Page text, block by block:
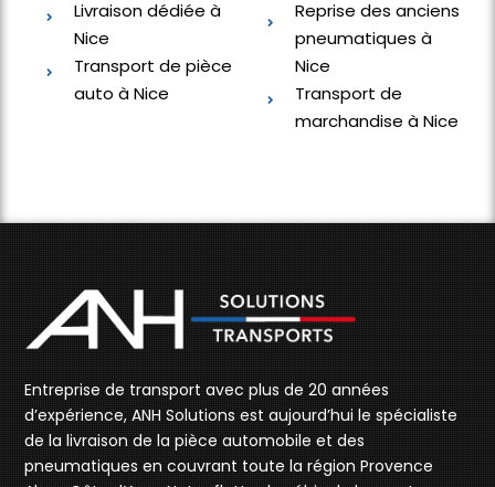
Livraison dédiée à
Nice
Transport de pièce
auto à Nice
Reprise des anciens
pneumatiques à
Nice
Transport de
marchandise à Nice
Entreprise de transport avec plus de 20 années
d’expérience, ANH Solutions est aujourd’hui le spécialiste
de la livraison de la pièce automobile et des
pneumatiques en couvrant toute la région Provence